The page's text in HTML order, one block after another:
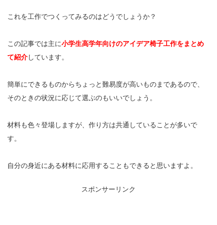
これを工作でつくってみるのはどうでしょうか？
この記事では主に小学生高学年向けのアイデア椅子工作をまとめ
て紹介しています。
簡単にできるものからちょっと難易度が高いものまであるので、
そのときの状況に応じて選ぶのもいいでしょう。
材料も色々登場しますが、作り方は共通していることが多いで
す。
自分の身近にある材料に応用することもできると思いますよ。
スポンサーリンク